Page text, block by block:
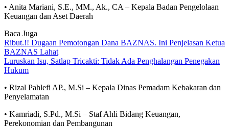
• Anita Mariani, S.E., MM., Ak., CA – Kepala Badan Pengelolaan
Keuangan dan Aset Daerah
Baca Juga
Ribut.!! Dugaan Pemotongan Dana BAZNAS. Ini Penjelasan Ketua
BAZNAS Lahat
Luruskan Isu, Satlap Tricakti: Tidak Ada Penghalangan Penegakan
Hukum
• Rizal Pahlefi AP., M.Si – Kepala Dinas Pemadam Kebakaran dan
Penyelamatan
• Kamriadi, S.Pd., M.Si – Staf Ahli Bidang Keuangan,
Perekonomian dan Pembangunan